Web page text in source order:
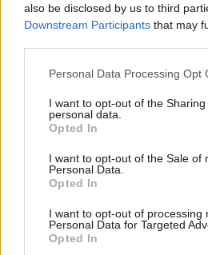
also be disclosed by us to third
Downstream Participants that may
Personal Data Processing Opt
I want to opt-out of the
personal data.
Opted In
I want to opt-out of the Sale of
Personal Data.
Opted In
I want to opt-out of processing
Personal Data for Targeted
Opted In